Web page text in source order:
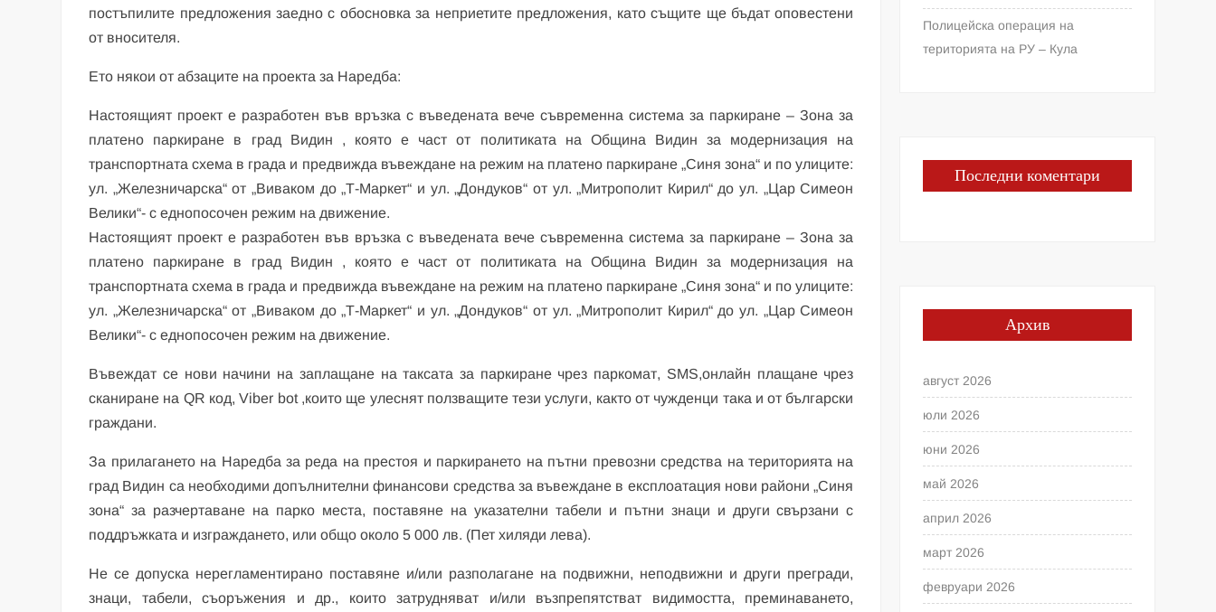
постъпилите предложения заедно с обосновка за неприетите предложения, като същите ще бъдат оповестени
от вносителя.
Ето някои от абзаците на проекта за Наредба:
Настоящият проект е разработен във връзка с въведената вече съвременна система за паркиране – Зона за
платено паркиране в град Видин , която е част от политиката на Община Видин за модернизация на
транспортната схема в града и предвижда въвеждане на режим на платено паркиране „Синя зона“ и по улиците:
ул. „Железничарска“ от „Виваком до „Т-Маркет“ и ул. „Дондуков“ от ул. „Митрополит Кирил“ до ул. „Цар Симеон
Велики“- с еднопосочен режим на движение.
Настоящият проект е разработен във връзка с въведената вече съвременна система за паркиране – Зона за
платено паркиране в град Видин , която е част от политиката на Община Видин за модернизация на
транспортната схема в града и предвижда въвеждане на режим на платено паркиране „Синя зона“ и по улиците:
ул. „Железничарска“ от „Виваком до „Т-Маркет“ и ул. „Дондуков“ от ул. „Митрополит Кирил“ до ул. „Цар Симеон
Велики“- с еднопосочен режим на движение.
Въвеждат се нови начини на заплащане на таксата за паркиране чрез паркомат, SMS,онлайн плащане чрез
сканиране на QR код, Viber bot ,които ще улеснят ползващите тези услуги, както от чужденци така и от български
граждани.
За прилагането на Наредба за реда на престоя и паркирането на пътни превозни средства на територията на
град Видин са необходими допълнителни финансови средства за въвеждане в експлоатация нови райони „Синя
зона“ за разчертаване на парко места, поставяне на указателни табели и пътни знаци и други свързани с
поддръжката и изграждането, или общо около 5 000 лв. (Пет хиляди лева).
Не се допуска нерегламентирано поставяне и/или разполагане на подвижни, неподвижни и други прегради,
знаци, табели, съоръжения и др., които затрудняват и/или възпрепятстват видимостта, преминаването,
Полицейска операция на
територията на РУ – Кула
Последни коментари
Архив
август 2026
юли 2026
юни 2026
май 2026
април 2026
март 2026
февруари 2026